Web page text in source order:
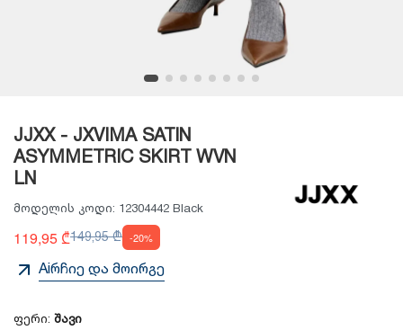
JJXX - JXVIMA SATIN
ASYMMETRIC SKIRT WVN
LN
მოდელის კოდი: 12304442 Black
119,95 ₾149,95 ₾ -20%
Aiრჩიე და მოირგე
ფერი: შავი